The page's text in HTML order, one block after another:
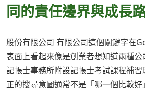
同的責任邊界與成長
股份有限公司 有限公司這個關鍵字在
表面上看起來像是創業者想知道兩種
記帳士事務所附設記帳士考試課程補
正的搜尋意圖通常不是「哪一個比較